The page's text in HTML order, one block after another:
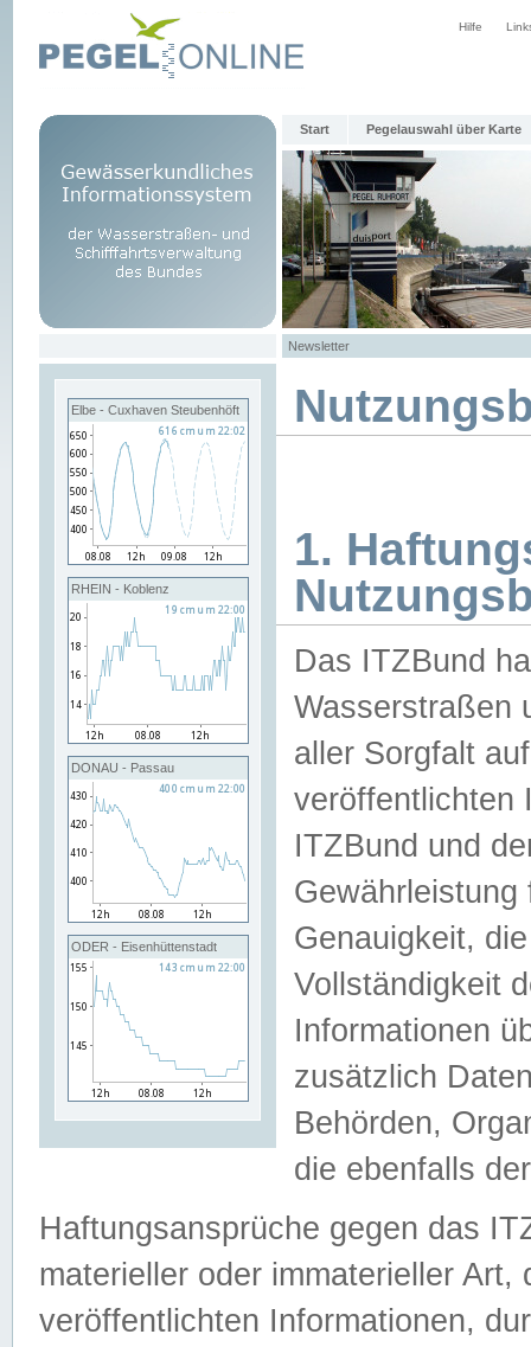
Hilfe
Start Pegelauswahl über Karte
Newsletter
Elbe - Cuxhaven Steubenhöft
RHEIN - Koblenz
DONAU - Passau
ODER - Eisenhüttenstadt
1.
Das ITZBund
Wasserstraßen
aller Sorgfalt
veröffentlichten
ITZBund und
Genauigkeit,
Vollständigkeit
Informationen
zusätzlich
Behörden,
die ebenfalls
Haftungsansprüche gegen das
materieller oder immaterieller
veröffentlichten Informationen,